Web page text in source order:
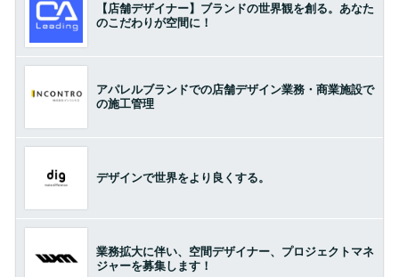
【店舗デザイナー】ブランドの世界観を創る。あなた
のこだわりが空間に！
アパレルブランドでの店舗デザイン業務・商業施設で
の施工管理
デザインで世界をより良くする。
業務拡大に伴い、空間デザイナー、プロジェクトマネ
ジャーを募集します！